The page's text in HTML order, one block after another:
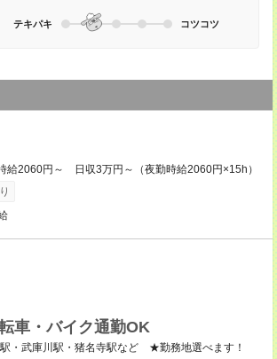
テキパキ コツコツ
2060円～ 日収3万円～（夜勤時給2060円×15h）
車・バイク通勤OK
・武庫川駅・猪名寺駅など ★勤務地選べます！